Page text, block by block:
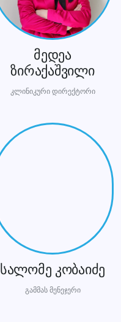
მედეა
ზირაქაშვილი
კლინიკური დირექტორი
სალომე კობაიძე
გამმას მენეჯერი